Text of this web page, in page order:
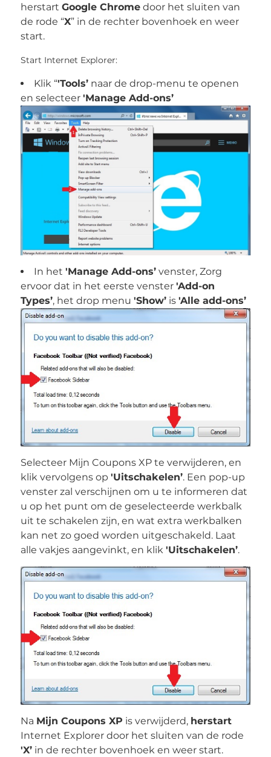
herstart Google Chromedoor het sluiten van
de rode “X” in de rechter bovenhoek en weer
start.
Start Internet Explorer:
Klik “'Tools’naar de drop-menu te openen
en selecteer 'Manage Add-ons’
In het 'Manage Add-ons’venster, Zorg
ervoor dat in het eerste venster 'Add-on
Types’, het drop menu 'Show’is 'Alle add-ons’
Selecteer Mijn Coupons XP te verwijderen, en
klik vervolgens op 'Uitschakelen’. Een pop-up
venster zal verschijnen om u te informeren dat
u op het punt om de geselecteerde werkbalk
uit te schakelen zijn, en wat extra werkbalken
kan net zo goed worden uitgeschakeld. Laat
alle vakjes aangevinkt, en klik 'Uitschakelen’.
Na Mijn Coupons XP is verwijderd, herstart
Internet Explorer door het sluiten van de rode
'X’in de rechter bovenhoek en weer start.